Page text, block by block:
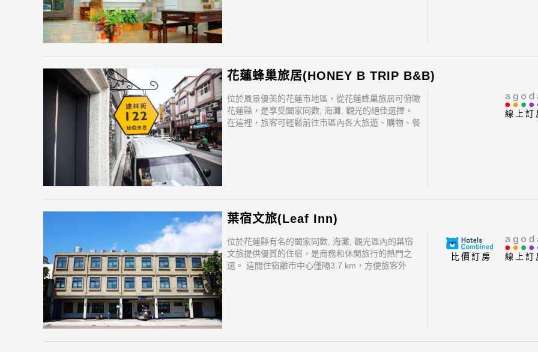
花蓮蜂巢旅居(HONEY B TRIP B&B)
位於風景優美的花蓮市地區，從花蓮蜂巢旅居可俯瞰
花蓮縣，是享受闔家同歡, 海灘, 觀光的絕佳選擇。
在這裡，旅客可輕鬆前往市區內各大旅遊、購物、餐
線上訂
葉宿文旅(Leaf Inn)
位於花蓮縣有名的闔家同歡, 海灘, 觀光區內的葉宿
文旅提供優質的住宿，是商務和休閒旅行的熱門之
選。 這間住宿離市中心僅隔3.7 km，方便旅客外
線上訂
比價訂房